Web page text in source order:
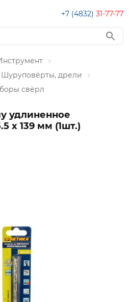
+7 (4832) 31-77-77
Шуруповёрты, дрели
свёрл
удлиненное
х 139 мм (1шт.)